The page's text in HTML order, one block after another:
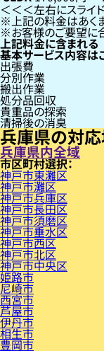
左右にスライ
上記の料金はあく
お客様のご要望に
上記料金に含まれる
基本サービス内容は
出張費
分別作業
搬出作業
処分品回収
貴重品の探索
清掃後の消臭
兵庫県の対
兵庫県内全域
市区町村
神戸市東灘区
神戸市灘区
神戸市兵庫区
神戸市長田区
神戸市須磨区
神戸市垂水区
神戸市西区
神戸市北区
神戸市中央区
姫路市
尼崎市
西宮市
芦屋市
伊丹市
相生市
豊岡市